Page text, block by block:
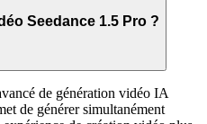
Seedance 1.5 Pro ?
de génération vidéo IA
de générer simultanément